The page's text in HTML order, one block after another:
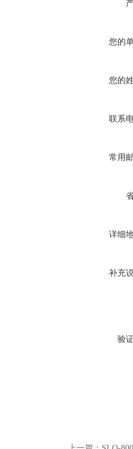
您的
您的
联系
常用
详细
补充
验